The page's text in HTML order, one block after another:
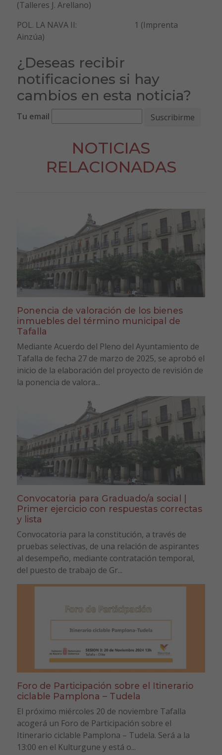
(Talleres J. Arellano)
POL. LA NAVA II: 1 (Imprenta
Ainzúa)
¿Deseas recibir
notificaciones si hay
cambios en esta noticia?
Tu email
NOTICIAS
RELACIONADAS
Ponencia de valoración de los bienes
inmuebles del término municipal de
Tafalla
Mediante Acuerdo del Pleno del Ayuntamiento de
Tafalla de fecha 27 de marzo de 2025, se aprobó el
inicio de la elaboración del proyecto de revisión de
la ponencia de valora...
Convocatoria para Graduado/a social |
Primer ejercicio con respuestas correctas
y lista
Convocatoria para la constitución, a través de
pruebas selectivas, de una relación de aspirantes
al desempeño, mediante contratación temporal,
del puesto de trabajo de Gr...
Foro de Participación sobre el Itinerario
ciclable Pamplona – Tudela
El próximo miércoles 20 de noviembre Tafalla
acogerá un Foro de Participación sobre el
Itinerario ciclable Pamplona – Tudela. Será a la
13:00 en el Kulturgune y está o...